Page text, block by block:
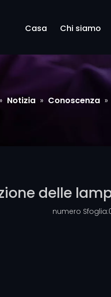
Casa Chi siamo
» Notizia » Conoscenza »
delle
numero Sfoglia: